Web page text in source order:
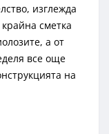
изглежда
сметка
а от
все още
на